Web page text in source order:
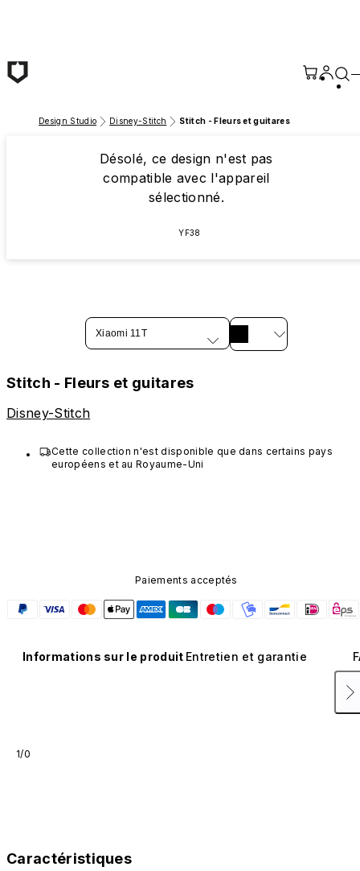
Design Studio Disney-Stitch Stitch - Fleurs et guitares
Désolé, ce design n'est pas
compatible avec l'appareil
sélectionné.
YF38
Xiaomi 11T
Stitch - Fleurs et guitares
Disney-Stitch
Cette collection n'est disponible que dans certains pays
européens et au Royaume-Uni
Paiements acceptés
Informations sur le produit Entretien et garantie
1/0
Caractéristiques